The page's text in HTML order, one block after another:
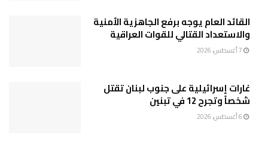
القائد العام يوجه برفع الجاهزية الأمنية
والاستعداد القتالي للقوات العراقية
غارات إسرائيلية على جنوب لبنان تقتل
شخصاً وتجرح 12 في تبنين